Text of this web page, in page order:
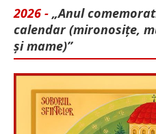
2026 - „Anul
calendar (mironosițe,
și mame)”